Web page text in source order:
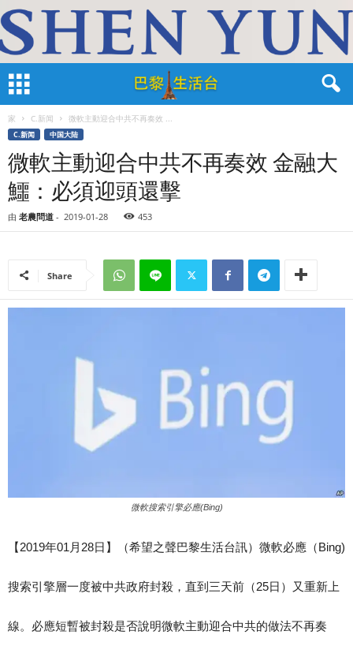
家 C.新闻 微軟主動迎合中共不再奏效 ...
C.新闻 中国大陆
微軟主動迎合中共不再奏效 金融大
鱷：必須迎頭還擊
由 老農問道 - 2019-01-28 453
Share
微軟搜索引擎必應(Bing)
【2019年01月28日】（希望之聲巴黎生活台訊）微軟必應（Bing)
搜索引擎層一度被中共政府封殺，直到三天前（25日）又重新上
線。必應短暫被封殺是否說明微軟主動迎合中共的做法不再奏